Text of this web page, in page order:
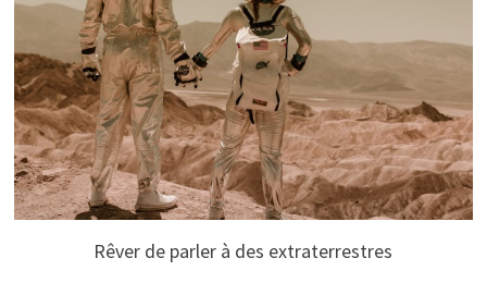
Rêver de parler à des extraterrestres